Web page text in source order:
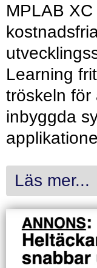
MPLAB
Learning
tröskeln för
inbyggda
Läs mer...